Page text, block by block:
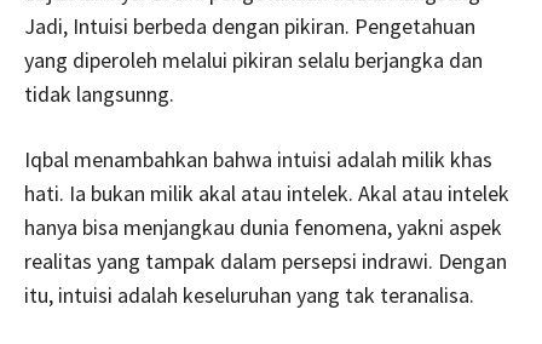
Jadi, Intuisi berbeda dengan pikiran. Pengetahuan
yang diperoleh melalui pikiran selalu berjangka dan
tidak langsunng.
Iqbal menambahkan bahwa intuisi adalah milik khas
hati. Ia bukan milik akal atau intelek. Akal atau intelek
hanya bisa menjangkau dunia fenomena, yakni aspek
realitas yang tampak dalam persepsi indrawi. Dengan
itu, intuisi adalah keseluruhan yang tak teranalisa.